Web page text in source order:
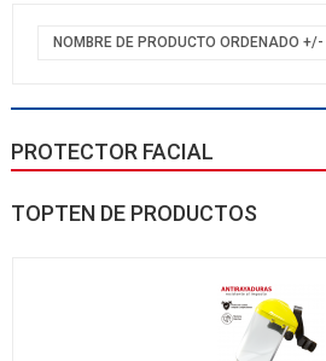
NOMBRE DE PRODUCTO ORDENADO +/-
PROTECTOR FACIAL
TOPTEN DE PRODUCTOS